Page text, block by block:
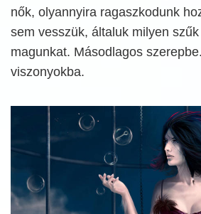
nők, olyannyira ragaszkodunk
sem vesszük, általuk milyen
magunkat. Másodlagos
viszonyokba.